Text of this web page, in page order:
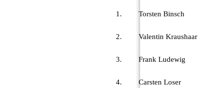
1. Torsten Binsch
2. Valentin Kraushaar
3. Frank Ludewig
4. Carsten Loser